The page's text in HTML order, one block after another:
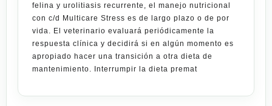
felina y urolitiasis recurrente, el manejo nutricional
con c/d Multicare Stress es de largo plazo o de por
vida. El veterinario evaluará periódicamente la
respuesta clínica y decidirá si en algún momento es
apropiado hacer una transición a otra dieta de
mantenimiento. Interrumpir la dieta premat